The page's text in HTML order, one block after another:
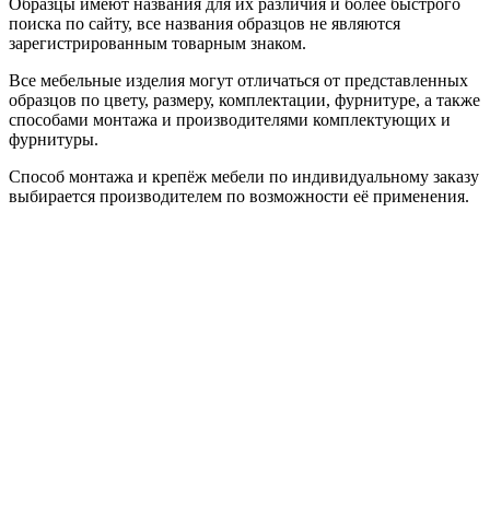
поиска по сайту, все названия образцов не являются
зарегистрированным товарным знаком.
Все мебельные изделия могут отличаться от представленных
образцов по цвету, размеру, комплектации, фурнитуре, а также
способами монтажа и производителями комплектующих и
фурнитуры.
Способ монтажа и крепёж мебели по индивидуальному заказу
выбирается производителем по возможности её применения.